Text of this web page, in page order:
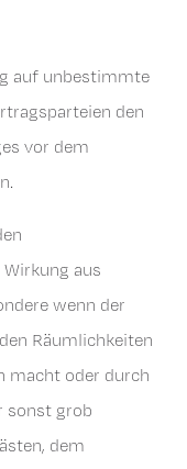
auf unbestimmte
den
vor dem
aus
wenn der
Räumlichkeiten
macht oder durch
sonst grob
dem